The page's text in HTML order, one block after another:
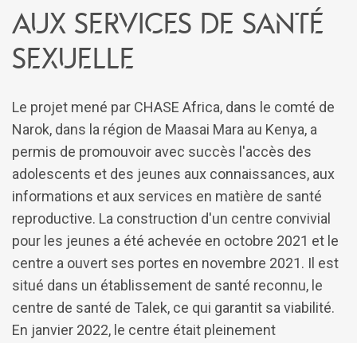
aux services de santé
sexuelle
Le projet mené par CHASE Africa, dans le comté de
Narok, dans la région de Maasai Mara au Kenya, a
permis de promouvoir avec succès l'accès des
adolescents et des jeunes aux connaissances, aux
informations et aux services en matière de santé
reproductive. La construction d'un centre convivial
pour les jeunes a été achevée en octobre 2021 et le
centre a ouvert ses portes en novembre 2021. Il est
situé dans un établissement de santé reconnu, le
centre de santé de Talek, ce qui garantit sa viabilité.
En janvier 2022, le centre était pleinement